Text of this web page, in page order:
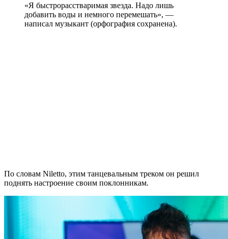
«Я быстрорасстваримая звезда. Надо лишь
добавить воды и немного перемешать», —
написал музыкант (орфография сохранена).
По словам Niletto, этим танцевальным треком он решил
поднять настроение своим поклонникам.